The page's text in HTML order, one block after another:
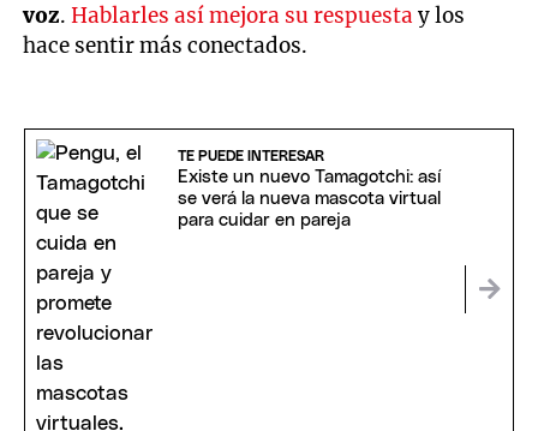
voz.Hablarles así mejora su respuesta y los
hace sentir más conectados.
TE PUEDE INTERESAR
Existe un nuevo Tamagotchi: así
se verá la nueva mascota virtual
para cuidar en pareja